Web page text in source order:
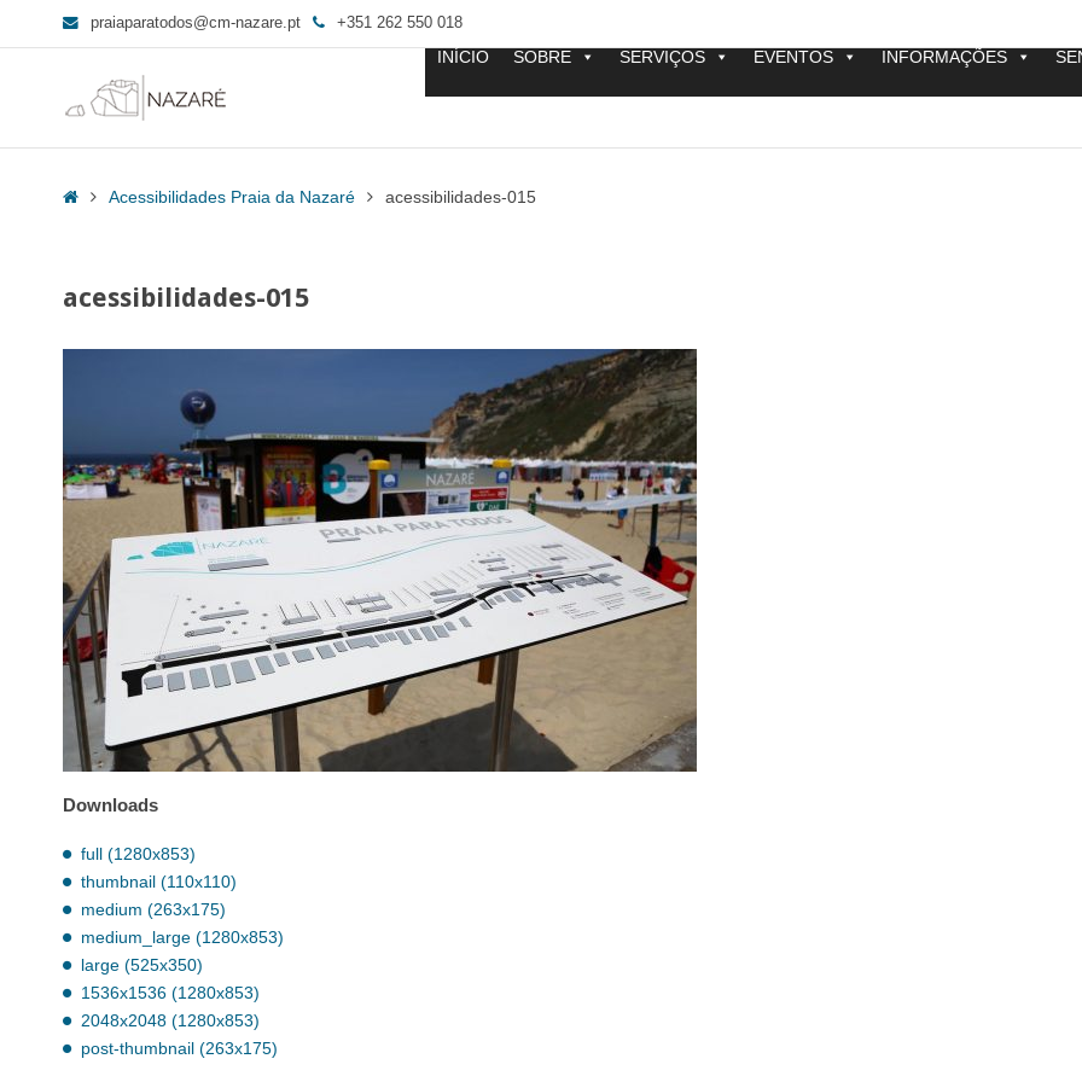
praiaparatodos@cm-nazare.pt +351 262 550 018
INÍCIO SOBRE SERVIÇOS EVENTOS INFORMAÇÕES
HomeAcessibilidades Praia da Nazaré acessibilidades-015
acessibilidades-015
Downloads
full (1280x853)
thumbnail (110x110)
medium (263x175)
medium_large (1280x853)
large (525x350)
1536x1536 (1280x853)
2048x2048 (1280x853)
post-thumbnail (263x175)